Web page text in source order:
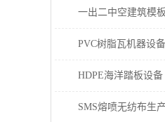
一出二中空建筑模
PVC树脂瓦机器设
HDPE海洋踏板设备
SMS熔喷无纺布生